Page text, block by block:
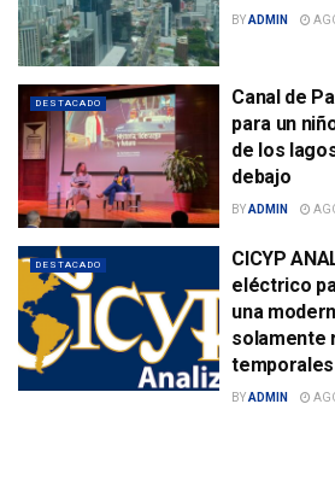
BYADMIN
DESTACADO
Canal de
para un
de los
debajo
BYADMIN
DESTACADO
CICYP
eléctrico
una
solamente
temporales
BYADMIN